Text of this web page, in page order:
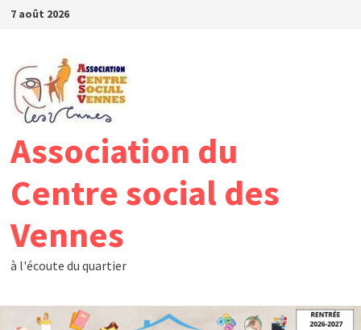
Passer
7 août 2026
Association du
Centre social des
Vennes
à l'écoute du quartier